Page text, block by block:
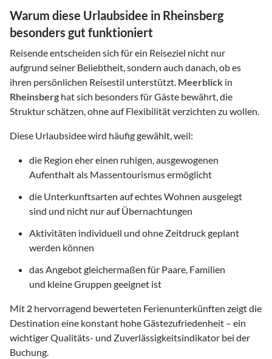
Warum diese Urlaubsidee in Rheinsberg
besonders gut funktioniert
Reisende entscheiden sich für ein Reiseziel nicht nur
aufgrund seiner Beliebtheit, sondern auch danach, ob es
ihren persönlichen Reisestil unterstützt. Meerblick in
Rheinsberg hat sich besonders für Gäste bewährt, die
Struktur schätzen, ohne auf Flexibilität verzichten zu wollen.
Diese Urlaubsidee wird häufig gewählt, weil:
die Region eher einen ruhigen, ausgewogenen
Aufenthalt als Massentourismus ermöglicht
die Unterkunftsarten auf echtes Wohnen ausgelegt
sind und nicht nur auf Übernachtungen
Aktivitäten individuell und ohne Zeitdruck geplant
werden können
das Angebot gleichermaßen für Paare, Familien
und kleine Gruppen geeignet ist
Mit 2 hervorragend bewerteten Ferienunterkünften zeigt die
Destination eine konstant hohe Gästezufriedenheit – ein
wichtiger Qualitäts- und Zuverlässigkeitsindikator bei der
Buchung.